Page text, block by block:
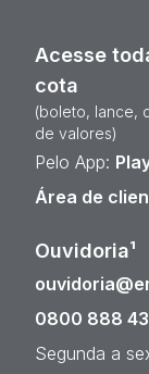
Acesse
cota
(boleto, lance,
de valores)
Pelo App:
Área de
Ouvidoria¹
0800 888
Segunda a